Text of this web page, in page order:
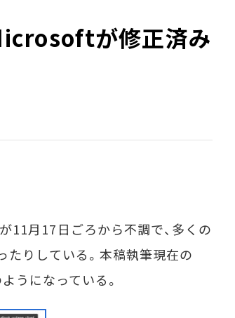
が修正済み
月17日ごろから不調で、多くの
りしている。本稿執筆現在の
うになっている。